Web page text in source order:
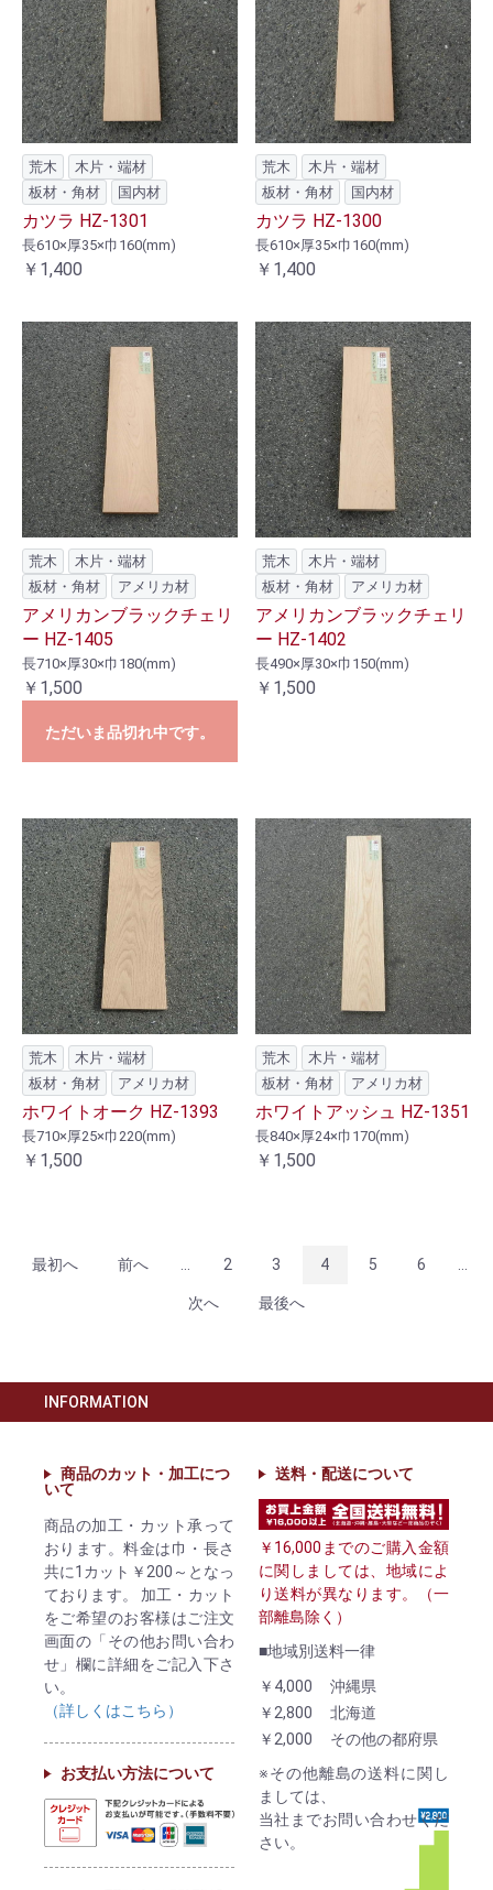
荒木
木片・端材
板材・角材
国内材
カツラ HZ-1301
長610×厚35×巾160(mm)
￥1,400
荒木
木片・端材
板材・角材
国内材
カツラ HZ-1300
長610×厚35×巾160(mm)
￥1,400
荒木
木片・端材
板材・角材
アメリカ材
アメリカンブラックチェリ
ー HZ-1405
長710×厚30×巾180(mm)
￥1,500
ただいま品切れ中です。
荒木
木片・端材
板材・角材
アメリカ材
アメリカンブラックチェリ
ー HZ-1402
長490×厚30×巾150(mm)
￥1,500
荒木
木片・端材
板材・角材
アメリカ材
ホワイトオーク HZ-1393
長710×厚25×巾220(mm)
￥1,500
荒木
木片・端材
板材・角材
アメリカ材
ホワイトアッシュ HZ-1351
長840×厚24×巾170(mm)
￥1,500
最初へ 前へ 2 3 4 5 6
次へ 最後へ
INFORMATION
商品のカット・加工につ
いて
商品の加工・カット承って
おります。料金は巾・長さ
共に1カット￥200～となっ
ております。 加工・カット
をご希望のお客様はご注文
画面の「その他お問い合わ
せ」欄に詳細をご記入下さ
い。
（詳しくはこちら）
お支払い方法について
送料・配送について
￥16,000までのご購入金額
に関しましては、地域によ
り送料が異なります。（一
部離島除く）
■地域別送料一律
￥4,000
沖縄県
￥2,800
北海道
￥2,000
その他の都府県
※その他離島の送料に関し
ましては、
当社までお問い合わせくだ
さい。